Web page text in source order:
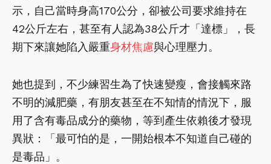
示，自己當時身高170公分，卻被公司要求維持在
42公斤左右，甚至有人認為38公斤才「達標」，長
期下來讓她陷入嚴重身材焦慮與心理壓力。
她也提到，不少練習生為了快速變瘦，會接觸來路
不明的減肥藥，有朋友甚至在不知情的情況下，服
用了含有毒品成分的藥物，等到產生依賴後才發現
異狀：「最可怕的是，一開始根本不知道自己碰的
是毒品」。